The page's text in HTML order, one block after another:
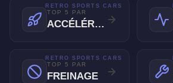
TOP 5 PAR
ACCÉLÉRATION
RETRO SPORTS CARS
TOP 5 PAR
FREINAGE
RETRO SPORTS CARS